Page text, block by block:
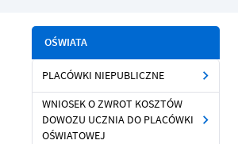
OŚWIATA
PLACÓWKI NIEPUBLICZNE
WNIOSEK O ZWROT KOSZTÓW
DOWOZU UCZNIA DO PLACÓWKI
OŚWIATOWEJ